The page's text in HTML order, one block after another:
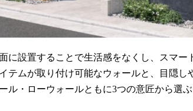
に設置することで生活感をなくし、スマー
テムが取り付け可能なウォールと、目隠し
ル・ローウォールともに3つの意匠から選ぶ